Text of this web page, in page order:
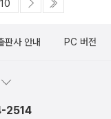
10
판사 안내 PC 버전
2514